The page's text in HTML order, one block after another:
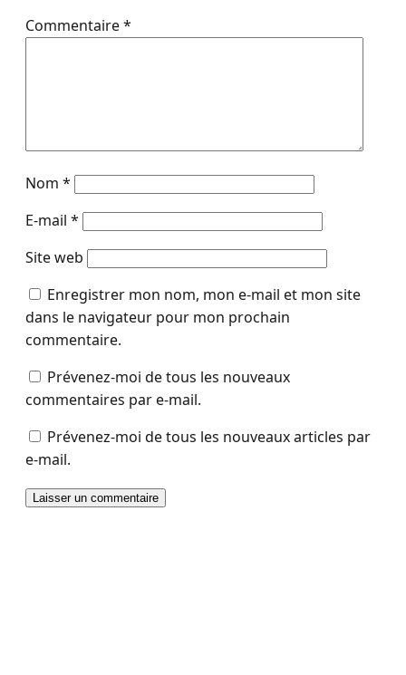
Commentaire*
Nom *
E-mail *
Site web
Enregistrer mon nom, mon e-mail et mon site
dans le navigateur pour mon prochain
commentaire.
Prévenez-moi de tous les nouveaux
commentaires par e-mail.
Prévenez-moi de tous les nouveaux articles par
e-mail.